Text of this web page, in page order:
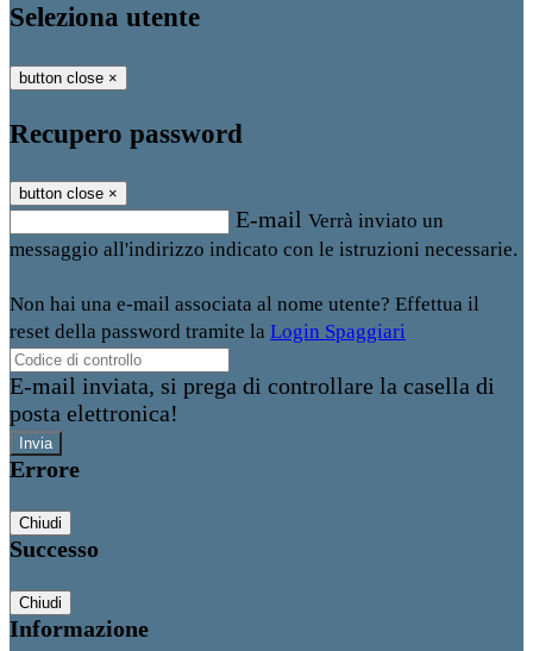
Seleziona utente
button close ×
Recupero password
button close ×
E-mail Verrà inviato un
messaggio all'indirizzo indicato con le istruzioni necessarie.
Non hai una e-mail associata al nome utente? Effettua il
reset della password tramite la Login Spaggiari
E-mail inviata, si prega di controllare la casella di
posta elettronica!
Errore
Chiudi
Successo
Chiudi
Informazione